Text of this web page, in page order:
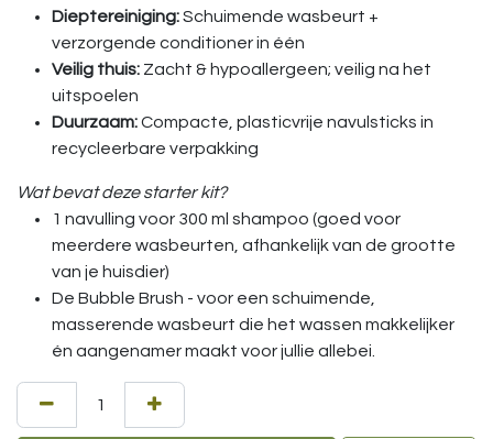
Dieptereiniging:Schuimende wasbeurt +
verzorgende conditioner in één
Veilig thuis: Zacht & hypoallergeen; veilig na het
uitspoelen
Duurzaam:Compacte, plasticvrije navulsticks in
recycleerbare verpakking
Wat bevat deze starter kit?
1 navulling voor 300 ml shampoo (goed voor
meerdere wasbeurten, afhankelijk van de grootte
van je huisdier)
De Bubble Brush - voor een schuimende,
masserende wasbeurt die het wassen makkelijker
én aangenamer maakt voor jullie allebei.